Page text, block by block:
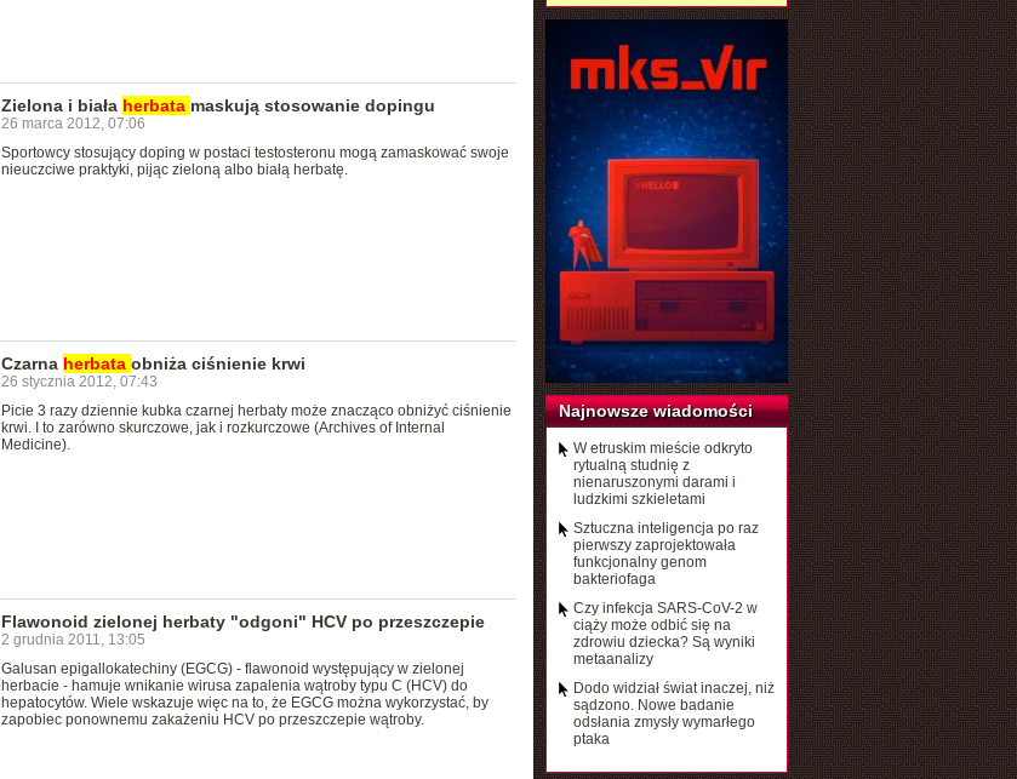
Zielona i biała herbata maskują stosowanie dopingu
26 marca 2012, 07:06
Sportowcy stosujący doping w postaci testosteronu mogą zamaskować swoje
nieuczciwe praktyki, pijąc zieloną albo białą herbatę.
Czarna herbata obniża ciśnienie krwi
26 stycznia 2012, 07:43
Picie 3 razy dziennie kubka czarnej herbaty może znacząco obniżyć ciśnienie
krwi. I to zarówno skurczowe, jak i rozkurczowe (Archives of Internal
Medicine).
Flawonoid zielonej herbaty "odgoni" HCV po przeszczepie
2 grudnia 2011, 13:05
Galusan epigallokatechiny (EGCG) - flawonoid występujący w zielonej
herbacie - hamuje wnikanie wirusa zapalenia wątroby typu C (HCV) do
hepatocytów. Wiele wskazuje więc na to, że EGCG można wykorzystać, by
zapobiec ponownemu zakażeniu HCV po przeszczepie wątroby.
Najnowsze wiadomości
W etruskim mieście odkryto
rytualną studnię z
nienaruszonymi darami i
ludzkimi szkieletami
Sztuczna inteligencja po raz
pierwszy zaprojektowała
funkcjonalny genom
bakteriofaga
Czy infekcja SARS-CoV-2 w
ciąży może odbić się na
zdrowiu dziecka? Są wyniki
metaanalizy
Dodo widział świat inaczej, niż
sądzono. Nowe badanie
odsłania zmysły wymarłego
ptaka